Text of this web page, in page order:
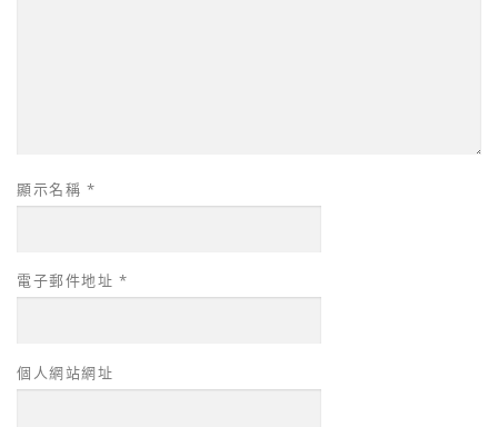
顯示名稱 *
電子郵件地址 *
個人網站網址